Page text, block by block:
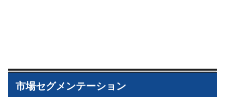
市場セグメンテーション